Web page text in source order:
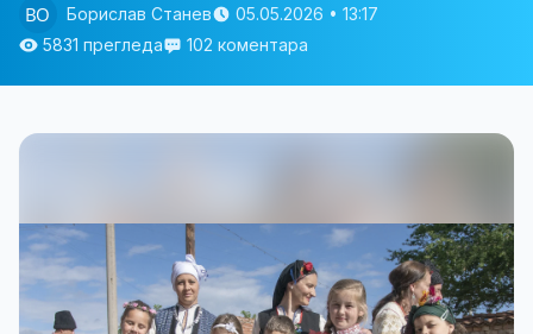
Борислав Станев
05.05.2026 • 13:17
5831 прегледа
102 коментара